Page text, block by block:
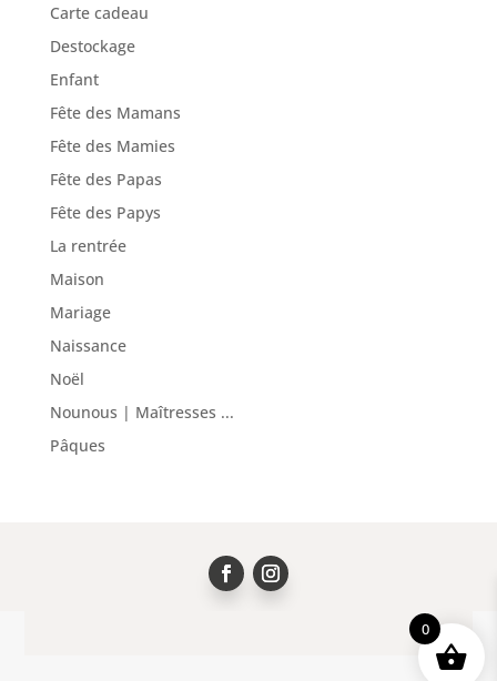
Carte cadeau
Destockage
Enfant
Fête des Mamans
Fête des Mamies
Fête des Papas
Fête des Papys
La rentrée
Maison
Mariage
Naissance
Noël
Nounous | Maîtresses ...
Pâques
0